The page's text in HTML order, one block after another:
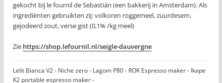
gekocht bij le fournil de Sebastián (een bakkerij in Amsterdam). Als
ingrediënten gebruikten zij: volkoren roggemeel, zuurdesem,
gejodeerd zout, verse gist (0,1% /kg meel)
Zie https://shop.lefournil.nl/seigle-dauvergne
Lelit Bianca V2 - Niche zero - Lagom P80 - ROK Espresso maker - Ikape
K2 portable espresso maker -